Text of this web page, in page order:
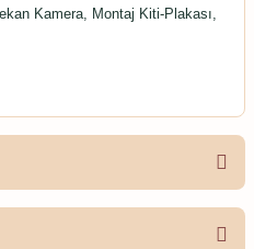
Kamera, Montaj Kiti-Plakası,